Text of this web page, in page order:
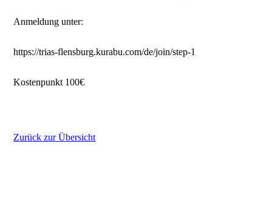
Anmeldung unter:
https://trias-flensburg.kurabu.com/de/join/step-1
Kostenpunkt 100€
Zurück zur Übersicht